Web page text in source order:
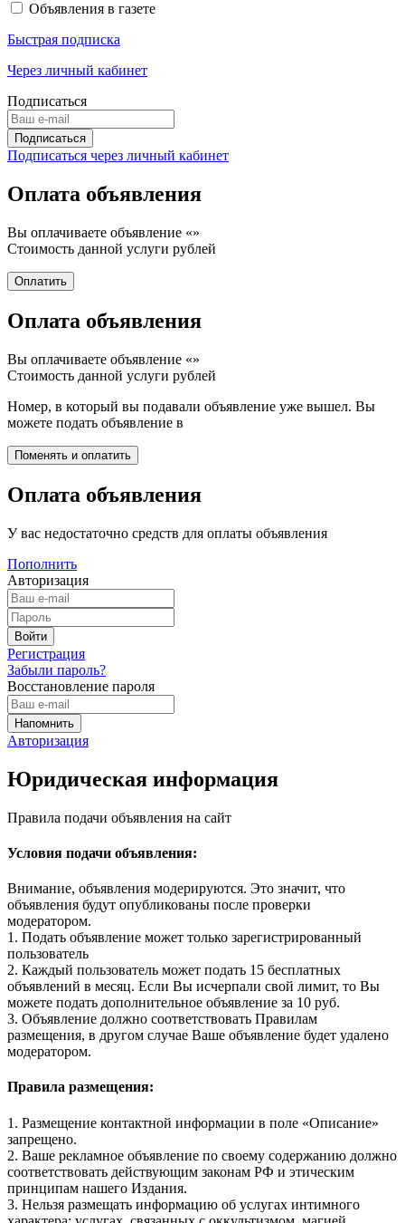
Объявления в газете
Быстрая подписка
Через личный кабинет
Подписаться
Подписаться через личный кабинет
Оплата объявления
Вы оплачиваете объявление «»
Стоимость данной услуги рублей
Оплата объявления
Вы оплачиваете объявление «»
Стоимость данной услуги рублей
Номер, в который вы подавали объявление уже вышел. Вы
можете подать объявление в
Оплата объявления
У вас недостаточно средств для оплаты объявления
Пополнить
Авторизация
Регистрация
Забыли пароль?
Восстановление пароля
Авторизация
Юридическая информация
Правила подачи объявления на сайт
Условия подачи объявления:
Внимание, объявления модерируются. Это значит, что
объявления будут опубликованы после проверки
модератором.
1. Подать объявление может только зарегистрированный
пользователь
2. Каждый пользователь может подать 15 бесплатных
объявлений в месяц. Если Вы исчерпали свой лимит, то Вы
можете подать дополнительное объявление за 10 руб.
3. Объявление должно соответствовать Правилам
размещения, в другом случае Ваше объявление будет удалено
модератором.
Правила размещения:
1. Размещение контактной информации в поле «Описание»
запрещено.
2. Ваше рекламное объявление по своему содержанию должно
соответствовать действующим законам РФ и этическим
принципам нашего Издания.
3. Нельзя размещать информацию об услугах интимного